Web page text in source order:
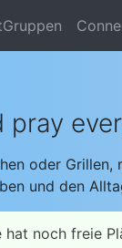
pray
oder
und den
hat noch freie